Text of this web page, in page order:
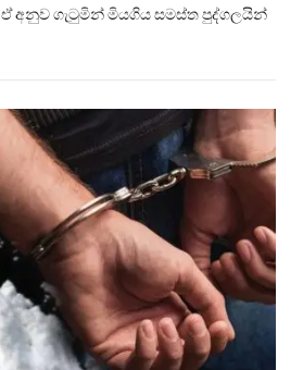
අනුව ගැටුමින් මියගිය සමස්ත පුද්ගලයින්